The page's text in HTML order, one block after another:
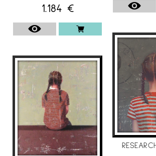
Il·lustració llibre de poemes «a la
potser» de Jordi Cervera
2009
Galeria SALA RUSINYOL Sant
Galeria TUSET. Barcelona
Ajuntament Montcada i Reixac
1.184 €